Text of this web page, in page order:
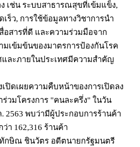
เช่น ระบบสาธารณสุขที่เข้มแข็ง,
เร็ว, การใช้ข้อมูลทางวิชาการนำ
อสารที่ดี และความร่วมมือจาก
มเข้มข้นของมาตรการป้องกันโรค
และภายในประเทศมีความสำคัญ
เปิดเผยความคืบหน้าของการเปิดลง
ร่วมโครงการ "คนละครึ่ง" ในวัน
2563 พบว่ามีผู้ประกอบการร้านค้า
า 162,316 ร้านค้า
กษิณ ชินวัตร อดีตนายกรัฐมนตรี